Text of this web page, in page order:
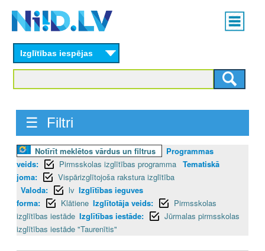
content
Main
menu
Izglītības iespējas
☰ Filtri
Notīrīt meklētos vārdus un filtrus
Programmas
veids:
Pirmsskolas izglītības programma Tematiskā
joma:
Vispārizglītojoša rakstura izglītība
Valoda:
lv Izglītības ieguves
forma:
Klātiene Izglītotāja veids:
Pirmsskolas
izglītības iestāde Izglītības iestāde:
Jūrmalas pirmsskolas
izglītības iestāde "Taurenītis"